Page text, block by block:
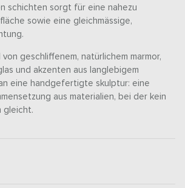
schichten sorgt für eine nahezu
sowie eine gleichmässige,
von geschliffenem, natürlichem marmor,
und akzenten aus langlebigem
eine handgefertigte skulptur: eine
aus materialien, bei der kein
gleicht.